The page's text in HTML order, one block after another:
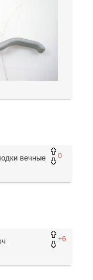
0
вечные
+6